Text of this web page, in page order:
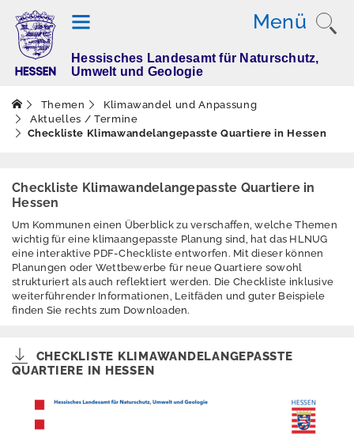
Menü
T
e
m
e
Altlasten
Boden
Dürre
Elektromagnetisch
Erschütterungen
Informationssystem
Hessisches Landesamt für Naturschutz,
Umwelt und Geologie
Themen
Klimawandel und Anpassung
Aktuelles / Termine
Checkliste Klimawandelangepasste Quartiere in Hessen
Checkliste Klimawandelangepasste Quartiere in
Hessen
Um Kommunen einen Überblick zu verschaffen, welche Themen
wichtig für eine klimaangepasste Planung sind, hat das HLNUG
eine interaktive PDF-Checkliste entworfen. Mit dieser können
Planungen oder Wettbewerbe für neue Quartiere sowohl
strukturiert als auch reflektiert werden. Die Checkliste inklusive
weiterführender Informationen, Leitfäden und guter Beispiele
finden Sie rechts zum Downloaden.
CHECKLISTE KLIMAWANDELANGEPASSTE
QUARTIERE IN HESSEN